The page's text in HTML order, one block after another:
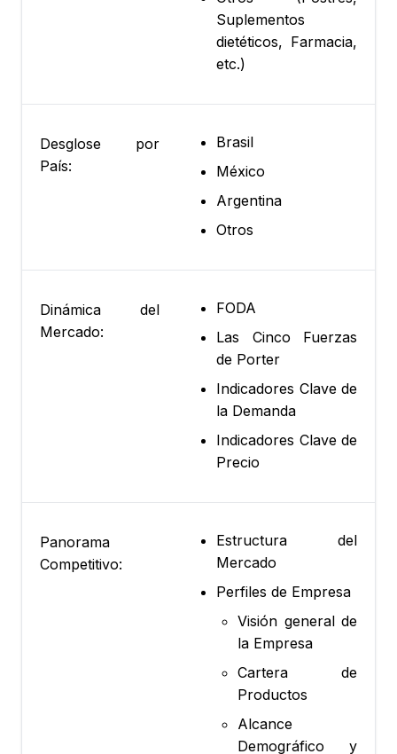
Suplementos
dietéticos, Farmacia,
etc.)
Desglose por
País:
Brasil
México
Argentina
Otros
Dinámica del
Mercado:
FODA
Las Cinco Fuerzas
de Porter
Indicadores Clave de
la Demanda
Indicadores Clave de
Precio
Panorama
Competitivo:
Estructura del
Mercado
Perfiles de Empresa
Visión general de
la Empresa
Cartera de
Productos
Alcance
Demográfico y